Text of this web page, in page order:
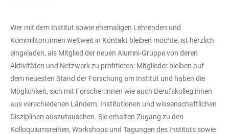
Wer mit dem Institut sowie ehemaligen Lehrenden und
Kommiliton:innen weltweit in Kontakt bleiben möchte, ist herzlich
eingeladen, als Mitglied der neuen Alumni-Gruppe von deren
Aktivitäten und Netzwerk zu profitieren: Mitglieder bleiben auf
dem neuesten Stand der Forschung am Institut und haben die
Möglichkeit, sich mit Forscher:innen wie auch Berufskolleg:innen
aus verschiedenen Ländern, Institutionen und wissenschaftlichen
Disziplinen auszutauschen. Sie erhalten Zugang zu den
Kolloquiumsreihen, Workshops und Tagungen des Instituts sowie